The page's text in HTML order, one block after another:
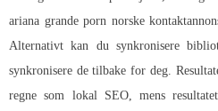
ariana grande porn norske
Alternativt kan du synkronisere
synkronisere de tilbake for deg.
regne som lokal SEO, mens